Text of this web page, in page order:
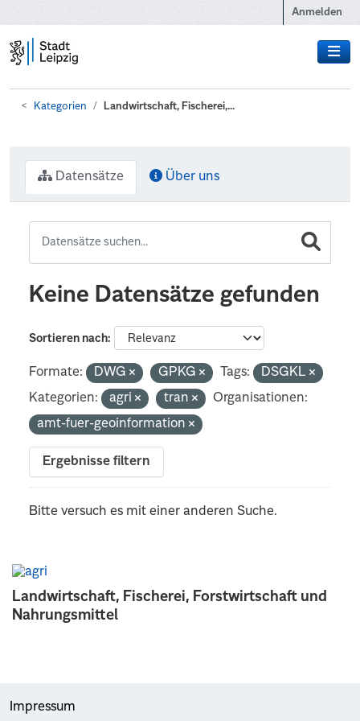
Anmelden
Kategorien Landwirtschaft, Fischerei,...
Landwirtschaft, Fischerei, Forstwirtschaft und
Nahrungsmittel
Datensätze Über uns
Keine Datensätze gefunden
Sortieren nach
Formate: DWG GPKG Tags:
DSGKL
Kategorien:
agri tran
Organisationen:
amt-fuer-geoinformation
Ergebnisse filtern
Bitte versuch es mit einer anderen Suche.
Impressum